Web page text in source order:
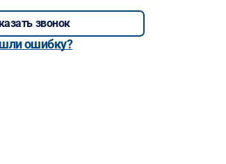
звонок
ошибку?